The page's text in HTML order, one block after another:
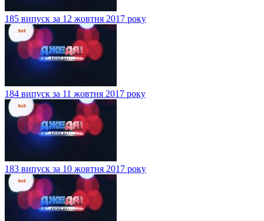
185 випуск за 12 жовтня 2017 року
184 випуск за 11 жовтня 2017 року
183 випуск за 10 жовтня 2017 року